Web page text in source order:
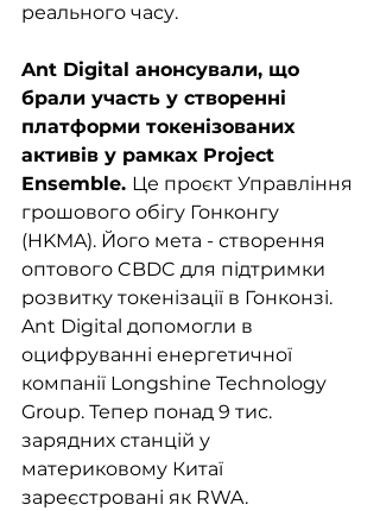
реального часу.
Ant Digital анонсували, що
брали участь у створенні
платформи токенізованих
активів у рамках Project
Ensemble. Це проєкт Управління
грошового обігу Гонконгу
(HKMA). Його мета - створення
оптового CBDC для підтримки
розвитку токенізації в Гонконзі.
Ant Digital допомогли в
оцифруванні енергетичної
компанії Longshine Technology
Group. Тепер понад 9 тис.
зарядних станцій у
материковому Китаї
зареєстровані як RWA.